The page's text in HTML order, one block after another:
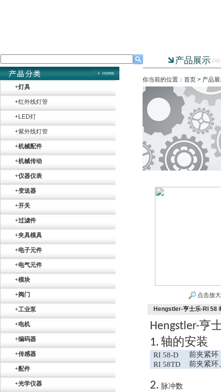
+灯具
+红外线灯管
+LED灯
+紫外线灯管
+机械配件
+机械传动
+仪器仪表
+变送器
+开关
+过滤件
+夹具模具
+电子元件
+电气元件
+模块
+阀门
+工业泵
+电机
+编码器
+传感器
+配件
+光学仪器
产品展示
你当前的位置：首页 > 产品
点击放大
Hengstler-亨士乐-RI 58
Hengstler-亨
1. 轴的安装
RI 58-D
前夹紧环
RI 58TD
前夹紧环
2. 脉冲数